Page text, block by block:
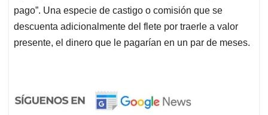
pago”. Una especie de castigo o comisión que se
descuenta adicionalmente del flete por traerle a valor
presente, el dinero que le pagarían en un par de meses.